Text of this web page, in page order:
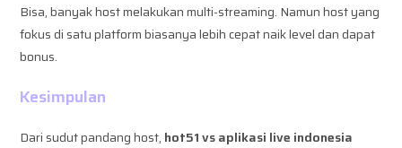
Bisa, banyak host melakukan multi-streaming. Namun host yang
fokus di satu platform biasanya lebih cepat naik level dan dapat
bonus.
Kesimpulan
Dari sudut pandang host, hot51 vs aplikasi live indonesia